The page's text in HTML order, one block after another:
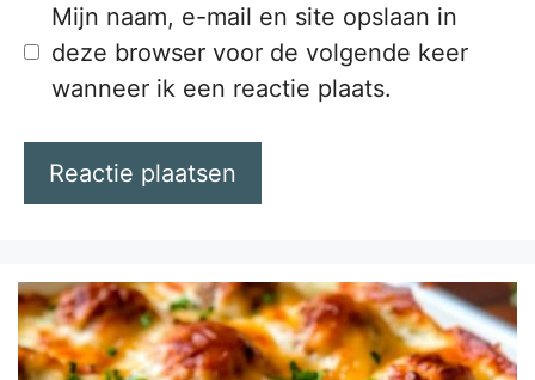
Mijn naam, e-mail en site opslaan in
deze browser voor de volgende keer
wanneer ik een reactie plaats.